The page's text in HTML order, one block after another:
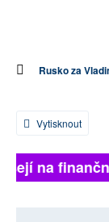
Rusko za
Vytisknout
na